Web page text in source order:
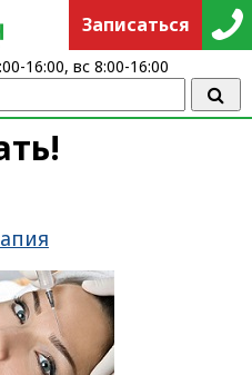
Записаться
16:00, вс 8:00-16:00